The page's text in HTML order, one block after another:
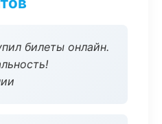
билеты онлайн.